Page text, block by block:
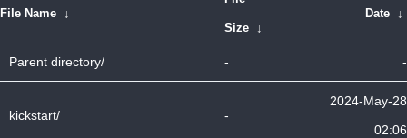
File Name ↓
Size ↓
Date ↓
Parent directory/ - -
kickstart/ -
2024-May-28
02:06